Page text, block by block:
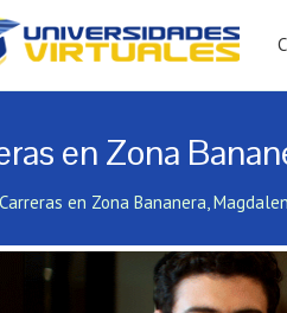
en Zona
Carreras en Zona Bananera,